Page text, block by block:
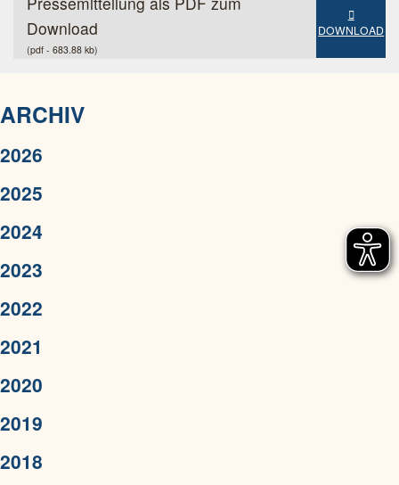
Download
(pdf - 683.88 kb)
DOWNLOAD
ARCHIV
2026
2025
2024
2023
2022
2021
2020
2019
2018